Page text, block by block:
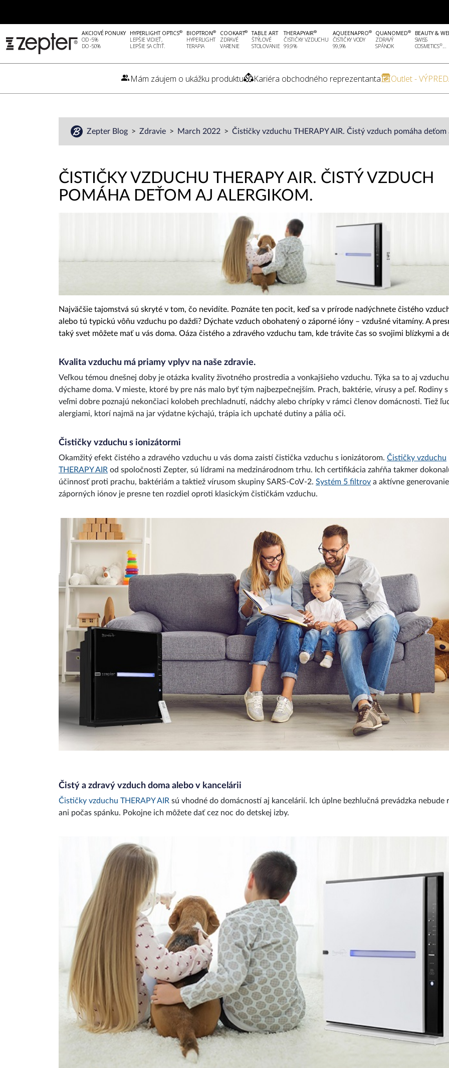
AKCIOVÉ PONUKY
OD -5%
DO -50%
HYPERLIGHT OPTICS®
LEPŠIE VIDIEŤ,
LEPŠIE SA CÍTIŤ.
BIOPTRON®
HYPERLIGHT
TERAPIA
COOKART®
ZDRAVÉ
VARENIE
TABLE ART
ŠTÝLOVÉ
STOLOVANIE
THERAPYAIR®
ČISTIČKY VZDUCHU
99,9%
AQUEENAPRO®
ČISTIČKY VODY
99,9%
QUANOMED®
ZDRAVÝ
SPÁNOK
BEAUTY &
SWISS
COSMETICS®...
Mám záujem o ukážku produktu Kariéra obchodného reprezentanta Outlet -
Zepter Blog Zdravie March 2022 Čističky vzduchu THERAPY AIR. Čistý vzduch pomáha deťom
ČISTIČKY VZDUCHU THERAPY AIR. ČISTÝ VZDUCH
POMÁHA DEŤOM AJ ALERGIKOM.
Najväčšie tajomstvá sú skryté v tom, čo nevidíte. Poznáte ten pocit, keď sa v prírode nadýchnete čistého
alebo tú typickú vôňu vzduchu po daždi? Dýchate vzduch obohatený o záporné ióny – vzdušné vitamíny. A
taký svet môžete mať u vás doma. Oáza čistého a zdravého vzduchu tam, kde trávite čas so svojimi blízkymi a
Kvalita vzduchu má priamy vplyv na naše zdravie.
Veľkou témou dnešnej doby je otázka kvality životného prostredia a vonkajšieho vzduchu. Týka sa to aj
dýchame doma. V mieste, ktoré by pre nás malo byť tým najbezpečnejším. Prach, baktérie, vírusy a peľ. Rodiny
veľmi dobre poznajú nekončiaci kolobeh prechladnutí, nádchy alebo chrípky v rámci členov domácnosti. Tiež
alergiami, ktorí najmä na jar výdatne kýchajú, trápia ich upchaté dutiny a pália oči.
Čističky vzduchu s ionizátormi
Okamžitý efekt čistého a zdravého vzduchu u vás doma zaistí čistička vzduchu s ionizátorom. Čističky vzduchu
THERAPY AIR od spoločnosti Zepter, sú lídrami na medzinárodnom trhu. Ich certifikácia zahŕňa takmer
účinnosť proti prachu, baktériám a taktiež vírusom skupiny SARS-CoV-2. Systém 5 filtrov a aktívne generovanie
záporných iónov je presne ten rozdiel oproti klasickým čističkám vzduchu.
Čistý a zdravý vzduch doma alebo v kancelárii
Čističky vzduchu THERAPY AIR sú vhodné do domácností aj kancelárií. Ich úplne bezhlučná prevádzka nebude
ani počas spánku. Pokojne ich môžete dať cez noc do detskej izby.